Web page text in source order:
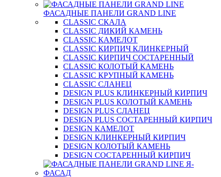
ФАСАДНЫЕ ПАНЕЛИ GRAND LINE
CLASSIC СКАЛА
CLASSIC ДИКИЙ КАМЕНЬ
CLASSIC КАМЕЛОТ
CLASSIC КИРПИЧ КЛИНКЕРНЫЙ
CLASSIC КИРПИЧ СОСТАРЕННЫЙ
CLASSIC КОЛОТЫЙ КАМЕНЬ
CLASSIC КРУПНЫЙ КАМЕНЬ
CLASSIC СЛАНЕЦ
DESIGN PLUS КЛИНКЕРНЫЙ КИРПИЧ
DESIGN PLUS КОЛОТЫЙ КАМЕНЬ
DESIGN PLUS СЛАНЕЦ
DESIGN PLUS СОСТАРЕННЫЙ КИРПИЧ
DESIGN КАМЕЛОТ
DESIGN КЛИНКЕРНЫЙ КИРПИЧ
DESIGN КОЛОТЫЙ КАМЕНЬ
DESIGN СОСТАРЕННЫЙ КИРПИЧ